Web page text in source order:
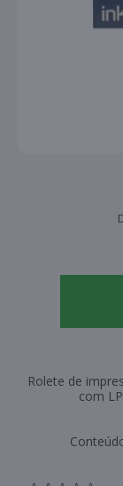
Rolete de
com